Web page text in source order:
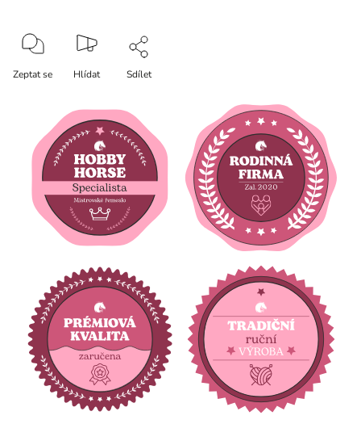
Zeptat se Hlídat Sdílet